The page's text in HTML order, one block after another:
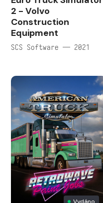
2 - Volvo
Construction
Equipment
SCS Software — 2021
Vydáno